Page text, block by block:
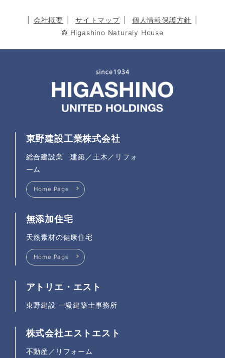
会社概要 サイトマップ
個人情報保護方針
© Higashino Naturaly House
東野建設工業株式会社
総合建設業 建築／土木／リフォ
ーム
Home Page
無添加住宅
天然素材の健康住宅
Home Page
アトリエ・エスト
東野建設 一級建築士事務所
株式会社エストエスト
不動産／リフォーム